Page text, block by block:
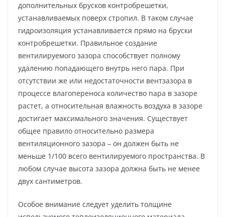
дополнительных брусков контробрешетки,
устанавливаемых поверх стропил. В таком случае
гидроизоляция устанавливается прямо на бруски
контробрешетки. Правильное создание
вентилируемого зазора способствует полному
удалению попадающего внутрь него пара. При
отсутствии же или недостаточности вентзазора в
процессе влагопереноса количество пара в зазоре
растет, а относительная влажность воздуха в зазоре
достигает максимального значения. Существует
общее правило относительно размера
вентиляционного зазора – он должен быть не
меньше 1/100 всего вентилируемого пространства. В
любом случае высота зазора должна быть не менее
двух сантиметров.
Особое внимание следует уделить толщине